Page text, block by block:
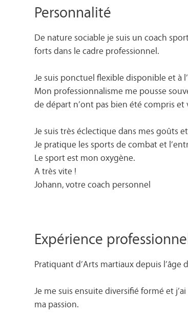
Personnalité
De nature sociable je suis un coach
forts dans le cadre professionnel.
Je suis ponctuel flexible disponible et à
Mon professionnalisme me pousse
de départ n’ont pas bien été compris et
Je suis très éclectique dans mes goûts
Je pratique les sports de combat et
Le sport est mon oxygène.
A très vite !
Johann, votre coach personnel
Expérience
Pratiquant d’Arts martiaux depuis l’âge
Je me suis ensuite diversifié formé et
ma passion.